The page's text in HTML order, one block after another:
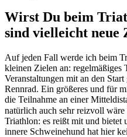
Wirst Du beim
sind vielleicht neue
Auf jeden Fall werde ich beim
kleinen Zielen an: regelmäßiges
Veranstaltungen mit an den
Rennrad. Ein größeres und für
die Teilnahme an einer
natürlich auch sehr reizvoll
Triathlon: es reißt mit und bietet
innere Schweinehund hat hier